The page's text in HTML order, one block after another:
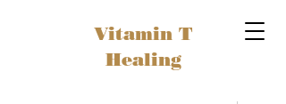
Vitamin T
Healing